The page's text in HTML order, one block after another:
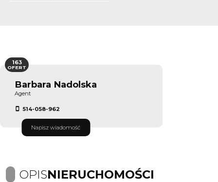
Barbara Nadolska
Agent
514-058-962
Napisz wiadomość
163
OFERT
OPISNIERUCHOMOŚCI